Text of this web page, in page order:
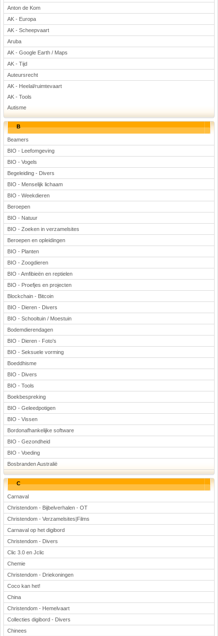
Pasen
Voetbal
Anton de Kom
AK - Europa
AK - Scheepvaart
Aruba
AK - Google Earth / Maps
AK - Tijd
Auteursrecht
AK - Heelal/ruimtevaart
AK - Tools
Autisme
B
Beamers
BIO - Leefomgeving
BIO - Vogels
Begeleiding - Divers
BIO - Menselijk lichaam
BIO - Weekdieren
Beroepen
BIO - Natuur
BIO - Zoeken in verzamelsites
Beroepen en opleidingen
BIO - Planten
BIO - Zoogdieren
BIO - Amfibieën en reptielen
BIO - Proefjes en projecten
Blockchain - Bitcoin
BIO - Dieren - Divers
BIO - Schooltuin / Moestuin
Bodemdierendagen
BIO - Dieren - Foto's
BIO - Seksuele vorming
Boeddhisme
BIO - Divers
BIO - Tools
Boekbespreking
BIO - Geleedpotigen
BIO - Vissen
Bordonafhankelijke software
BIO - Gezondheid
BIO - Voeding
Bosbranden Australië
C
Carnaval
Christendom - Bijbelverhalen - OT
Christendom - Verzamelsites|Films
Carnaval op het digibord
Christendom - Divers
Clic 3.0 en Jclic
Chemie
Christendom - Driekoningen
Coco kan het!
China
Christendom - Hemelvaart
Collecties digibord - Divers
Chinees